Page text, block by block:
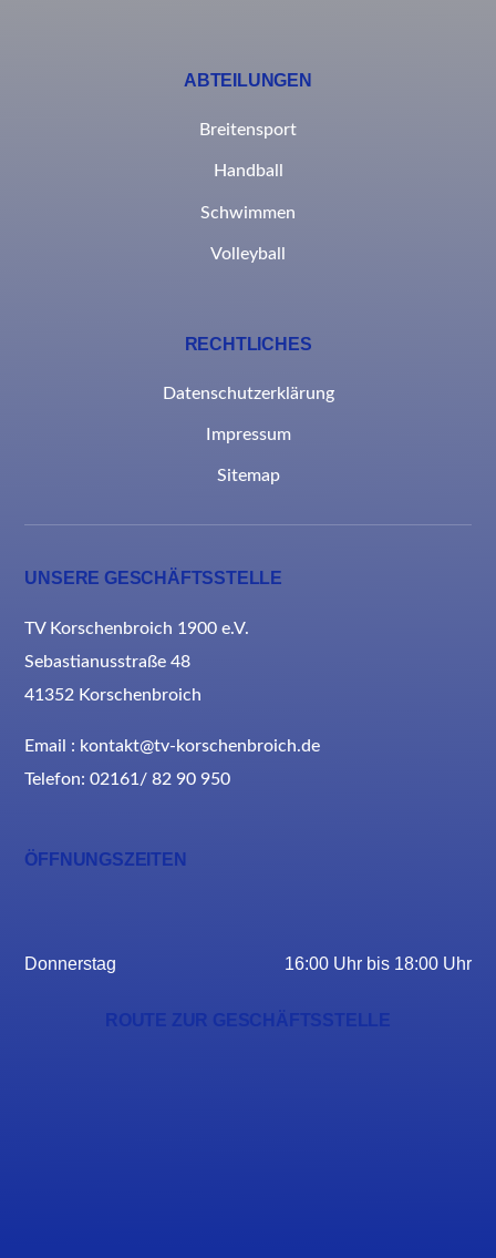
ABTEILUNGEN
Breitensport
Handball
Schwimmen
Volleyball
RECHTLICHES
Datenschutzerklärung
Impressum
Sitemap
UNSERE GESCHÄFTSSTELLE
TV Korschenbroich 1900 e.V.
Sebastianusstraße 48
41352 Korschenbroich
Email : kontakt@tv-korschenbroich.de
Telefon: 02161/ 82 90 950
ÖFFNUNGSZEITEN
Donnerstag 16:00 Uhr bis 18:00 Uhr
ROUTE ZUR GESCHÄFTSSTELLE